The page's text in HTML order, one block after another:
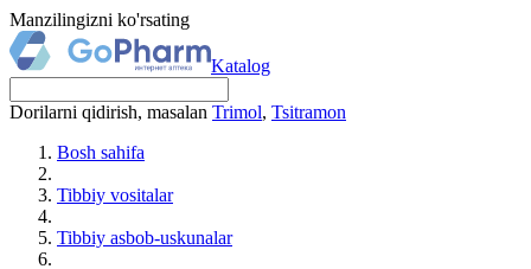
Manzilingizni ko'rsating
Katalog
Dorilarni qidirish, masalan Trimol, Tsitramon
Bosh sahifa
Tibbiy vositalar
Tibbiy asbob-uskunalar